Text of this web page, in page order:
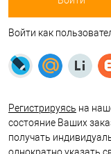
Войти как
Регистрируясь на
состояние Ваших
получать